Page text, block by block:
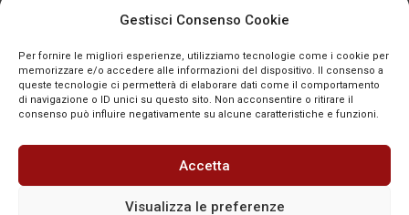
Gestisci Consenso Cookie
Per fornire le migliori esperienze, utilizziamo tecnologie come i cookie per
memorizzare e/o accedere alle informazioni del dispositivo. Il consenso a
queste tecnologie ci permetterà di elaborare dati come il comportamento
di navigazione o ID unici su questo sito. Non acconsentire o ritirare il
consenso può influire negativamente su alcune caratteristiche e funzioni.
Accetta
Visualizza le preferenze
articoli, immagini, fotografie, video e grafica, sono protetti da copyright e
indicazione. La riproduzione totale o parziale dei contenuti è consentita
solo previa autorizzazione o citando chiaramente la fonte, con link diretto
alla pagina originale, quando previsto. I contenuti provenienti da terze
titolari dei diritti. Se un contenuto viola diritti d’autore o norme vigenti, è